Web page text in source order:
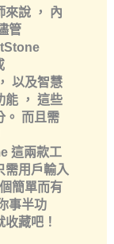
說 ， 內
管
以及智慧
能 ， 這些
。 而且需
這兩款工
用戶輸入
簡單而有
事半功
藏吧！